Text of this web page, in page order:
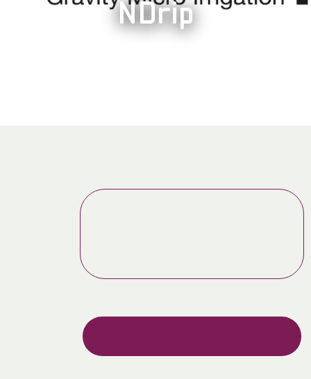
NDrip